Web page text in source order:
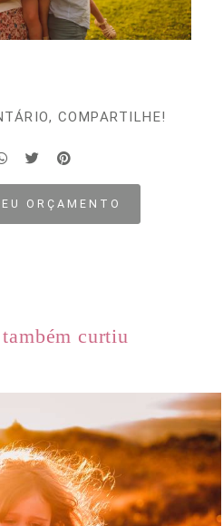
COMPARTILHE!
ORÇAMENTO
curtiu